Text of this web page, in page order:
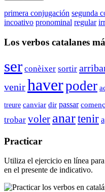
primera conjugación segunda
incoativo pronominal regular
Los verbos catalanes
ser conèixer sortir
venirhaverpoder
treure canviar dir passar
trobar voler anartenir
Practicar
Utiliza el ejercicio en línea para
en el presente de indicativo.